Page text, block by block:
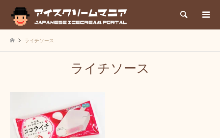
検索
ライチソース
ライチソース